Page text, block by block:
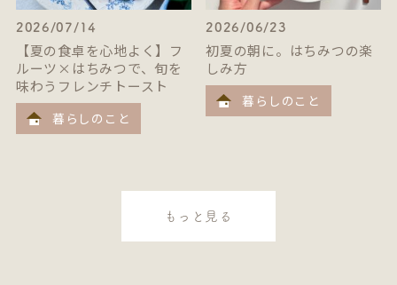
2026/07/14
【夏の食卓を心地よく】フ
ルーツ×はちみつで、旬を
味わうフレンチトースト
暮らしのこと
2026/06/23
初夏の朝に。はちみつの楽
しみ方
暮らしのこと
もっと見る